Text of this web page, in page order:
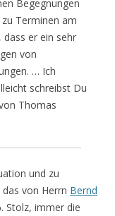
Begegnungen
Terminen am
dass er ein sehr
von
… Ich
schreibst Du
Thomas
und zu
von Herrn Bernd
Stolz, immer die